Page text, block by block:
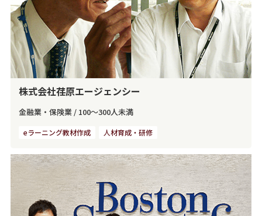
株式会社荏原エージェンシー
金融業・保険業 / 100～300人未満
eラーニング教材作成 人材育成・研修